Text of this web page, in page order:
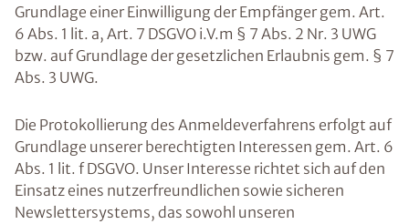
Grundlage einer Einwilligung der Empfänger gem. Art.
6 Abs. 1 lit. a, Art. 7 DSGVO i.V.m § 7 Abs. 2 Nr. 3 UWG
bzw. auf Grundlage der gesetzlichen Erlaubnis gem. § 7
Abs. 3 UWG.
Die Protokollierung des Anmeldeverfahrens erfolgt auf
Grundlage unserer berechtigten Interessen gem. Art. 6
Abs. 1 lit. f DSGVO. Unser Interesse richtet sich auf den
Einsatz eines nutzerfreundlichen sowie sicheren
Newslettersystems, das sowohl unseren